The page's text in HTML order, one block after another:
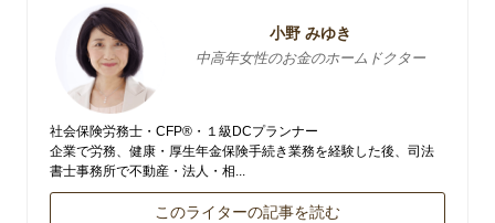
小野 みゆき
中高年女性のお金のホームドクター
社会保険労務士・CFP®・１級DCプランナー
企業で労務、健康・厚生年金保険手続き業務を経験した後、司法
書士事務所で不動産・法人・相...
このライターの記事を読む